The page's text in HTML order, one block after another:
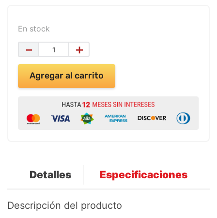
En stock
＋
－
Agregar al carrito
Detalles Especificaciones
Descripción del producto